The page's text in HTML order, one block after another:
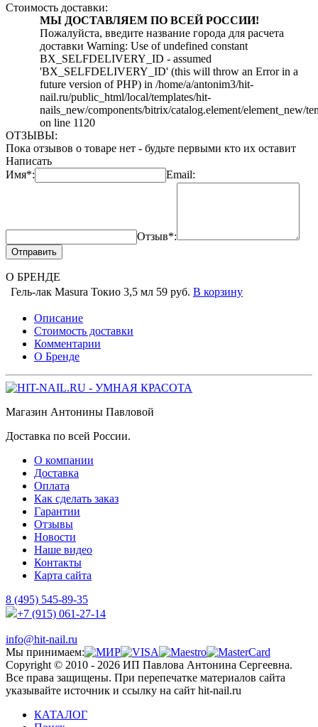
Стоимость доставки:
МЫ ДОСТАВЛЯЕМ ПО ВСЕЙ РОССИИ!
Пожалуйста, введите название города для расчета
доставки Warning: Use of undefined constant
BX_SELFDELIVERY_ID - assumed
'BX_SELFDELIVERY_ID' (this will throw an Error in a
future version of PHP) in /home/a/antonim3/hit-
nail.ru/public_html/local/templates/hit-
nails_new/components/bitrix/catalog.element/element_new/
on line 1120
ОТЗЫВЫ:
Пока отзывов о товаре нет - будьте первыми кто их оставит
Написать
Имя*:
Email:
Отзыв*:
Отправить
О БРЕНДЕ
Гель-лак Masura Токио 3,5 мл 59 руб. В корзину
Описание
Стоимость доставки
Комментарии
О Бренде
Магазин Антонины Павловой
Доставка по всей России.
О компании
Доставка
Оплата
Как сделать заказ
Гарантии
Отзывы
Новости
Наше видео
Контакты
Карта сайта
8 (495) 545-89-35
+7 (915) 061-27-14
info@hit-nail.ru
Мы принимаем:
Copyright © 2010 - 2026 ИП Павлова Антонина Сергеевна.
Все права защищены. При перепечатке материалов сайта
указывайте источник и ссылку на сайт hit-nail.ru
КАТАЛОГ